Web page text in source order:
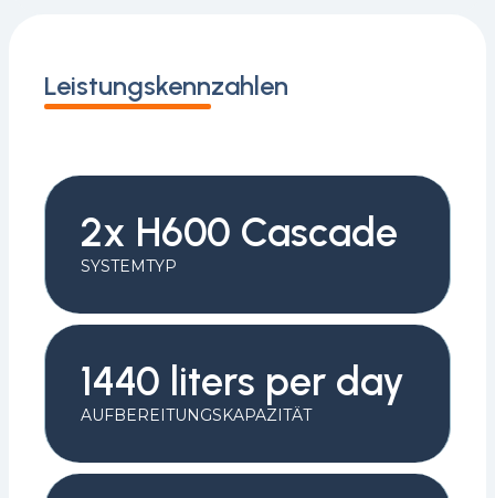
Leistungskennzahlen
2x H600 Cascade
SYSTEMTYP
1440 liters per day
AUFBEREITUNGSKAPAZITÄT